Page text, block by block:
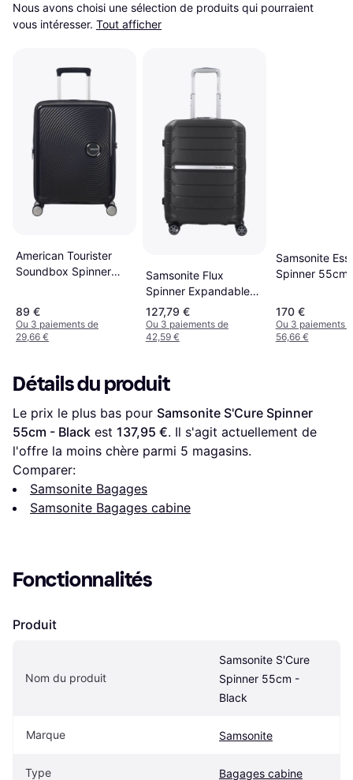
Nous avons choisi une sélection de produits qui pourraient
vous intéresser. Tout afficher
American Tourister
Soundbox Spinner
89 €
Ou 3 paiements de
29,66 €
Samsonite Flux
Spinner Expandable
55cm - Black
127,79 €
Ou 3 paiements de
42,59 €
Samsonite
Spinner 55cm
170 €
Ou 3 paiements
56,66 €
Détails du produit
Le prix le plus bas pour Samsonite S'Cure Spinner
55cm - Black est 137,95 €. Il s'agit actuellement de
l'offre la moins chère parmi 5 magasins.
Comparer:
Samsonite Bagages
Samsonite Bagages cabine
Fonctionnalités
Produit
Nom du produit
Samsonite S'Cure
Spinner 55cm -
Black
Marque Samsonite
Type Bagages cabine